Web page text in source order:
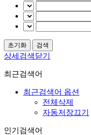
상세검색닫기
최근검색어
최근검색어 옵션
전체삭제
자동저장끄기
인기검색어